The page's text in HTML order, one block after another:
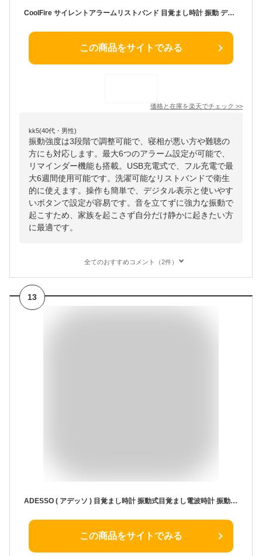
CoolFire サイレントアラームリストバンド 目覚まし時計 振動 デジタル時計 振動目覚まし ストップウォッチ機能 デジタル バイブレーション アラーム 枕の下 振動式 置き時計 タイマー レディース メンズ キッズ
この商品をサイトでみる
価格と在庫を楽天でチェック >>
kk5(40代・男性)
振動強度は3段階で調整可能で、寝相が悪い方や難聴の
方にも対応します。最大6つのアラーム設定が可能で、
リマインダー機能も搭載。USB充電式で、フル充電で最
大6週間使用可能です。洗濯可能なリストバンドで衛生
的に使えます。操作も簡単で、デジタル表示と使いやす
いボタンで設定が容易です。音を立てずに強力な振動で
起こすため、家族を起こさず自分だけ静かに起きたい方
に最適です。
全てのおすすめコメント（2件）
13
ADESSO ( アデッソ ) 目覚まし時計 振動式目覚まし電波時計 振動 大音量 デジタル 電波 タイマー バイブレーション アラーム 音 起きれる 置き時計 デジタル時計 目覚まし おしゃれ スヌーズ 子供 ブラック 割引
この商品をサイトでみる